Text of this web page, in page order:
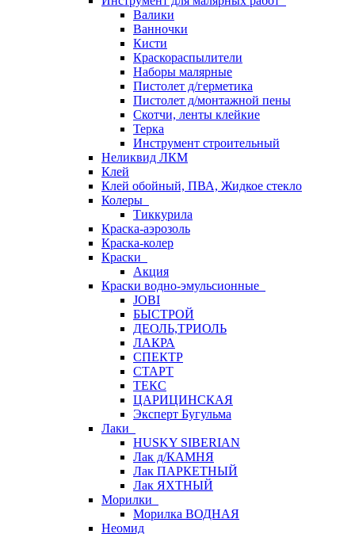
Валики
Ванночки
Кисти
Краскораспылители
Наборы малярные
Пистолет д/герметика
Пистолет д/монтажной пены
Скотчи, ленты клейкие
Терка
Инструмент строительный
Неликвид ЛКМ
Клей
Клей обойный, ПВА, Жидкое стекло
Колеры
Тиккурила
Краска-аэрозоль
Краска-колер
Краски
Акция
Краски водно-эмульсионные
JOBI
БЫСТРОЙ
ДЕОЛЬ,ТРИОЛЬ
ЛАКРА
СПЕКТР
СТАРТ
ТЕКС
ЦАРИЦИНСКАЯ
Эксперт Бугульма
Лаки
HUSKY SIBERIAN
Лак д/КАМНЯ
Лак ПАРКЕТНЫЙ
Лак ЯХТНЫЙ
Морилки
Морилка ВОДНАЯ
Неомид